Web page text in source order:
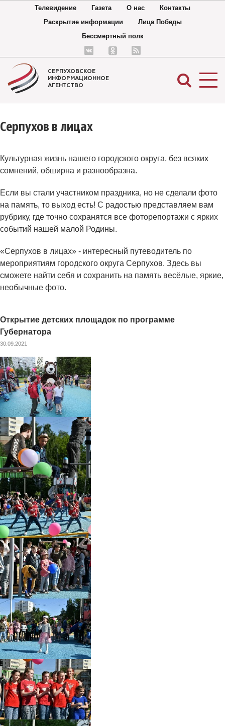
Телевидение Газета О нас
Контакты
Раскрытие информации
Лица Победы
Бессмертный полк
СЕРПУХОВСКОЕ
ИНФОРМАЦИОННОЕ
АГЕНТСТВО
Серпухов в лицах
Культурная жизнь нашего городского округа, без всяких
сомнений, обширна и разнообразна.
Если вы стали участником праздника, но не сделали фото
на память, то выход есть! С радостью представляем вам
рубрику, где точно сохранятся все фоторепортажи с ярких
событий нашей малой Родины.
«Серпухов в лицах» - интересный путеводитель по
мероприятиям городского округа Серпухов. Здесь вы
сможете найти себя и сохранить на память весёлые, яркие,
необычные фото.
Открытие детских площадок по программе
Губернатора
30.09.2021